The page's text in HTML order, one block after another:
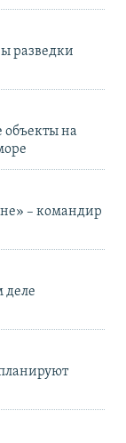
разведки
на
– командир
деле